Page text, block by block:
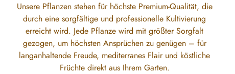
Unsere Pflanzen stehen für höchste Premium-Qualität, die
durch eine sorgfältige und professionelle Kultivierung
erreicht wird. Jede Pflanze wird mit größter Sorgfalt
gezogen, um höchsten Ansprüchen zu genügen – für
langanhaltende Freude, mediterranes Flair und köstliche
Früchte direkt aus Ihrem Garten.